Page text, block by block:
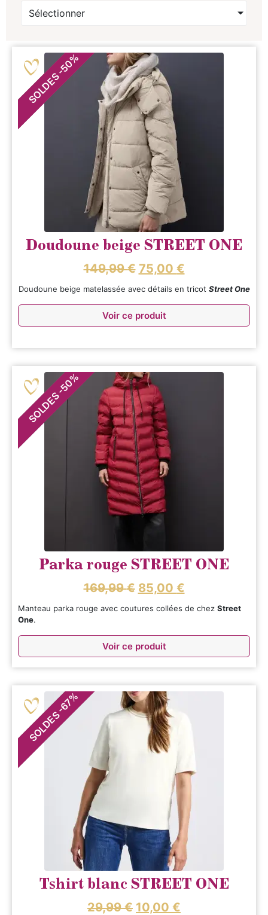
Sélectionner
SOLDES
-
50
%
Doudoune beige STREET ONE
149,99€ 75,00 €
Doudoune beige matelassée avec détails en tricot Street One
Voir ce produit
SOLDES
-
50
%
Parka rouge STREET ONE
169,99€ 85,00 €
Manteau parka rouge avec coutures collées de chez Street
One.
Voir ce produit
SOLDES
-
67
%
Tshirt blanc STREET ONE
29,99€ 10,00 €